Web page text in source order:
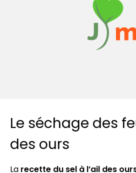
Le séchage des
des ours
La recette du sel à l’ail des